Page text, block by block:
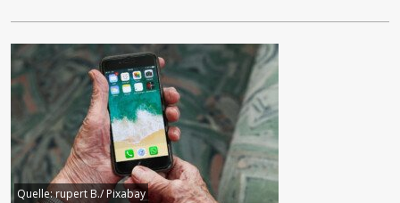
Quelle:rupert B./ Pixabay